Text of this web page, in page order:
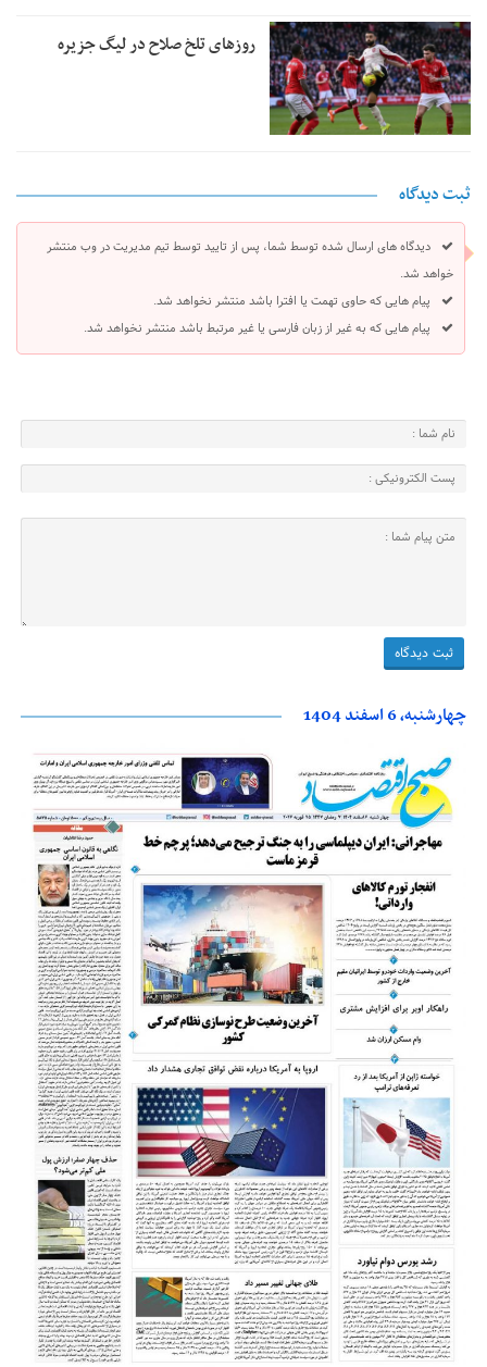
روزهای تلخ صلاح در لیگ جزیره
ثبت دیدگاه
دیدگاه های ارسال شده توسط شما، پس از تایید توسط تیم مدیریت در وب منتشر
خواهد شد.
پیام هایی که حاوی تهمت یا افترا باشد منتشر نخواهد شد.
پیام هایی که به غیر از زبان فارسی یا غیر مرتبط باشد منتشر نخواهد شد.
چهارشنبه، 6 اسفند 1404